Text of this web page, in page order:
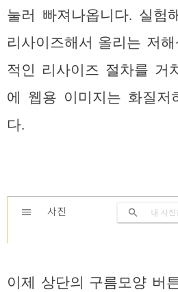
눌러 빠져나옵니다. 실험
리사이즈해서 올리는 저
적인 리사이즈 절차를 거
에 웹용 이미지는 화질저
다.
이제 상단의 구름모양 버